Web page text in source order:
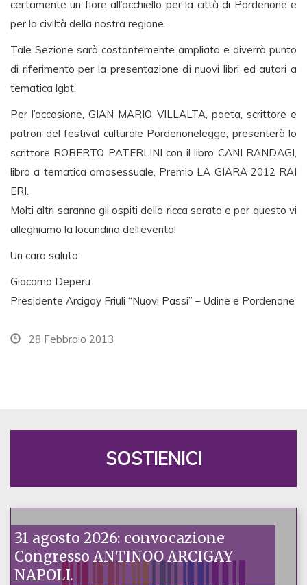
certamente un fiore all’occhiello per la città di Pordenone e
per la civiltà della nostra regione.
Tale Sezione sarà costantemente ampliata e diverrà punto
di riferimento per la presentazione di nuovi libri ed autori a
tematica lgbt.
Per l’occasione, GIAN MARIO VILLALTA, poeta, scrittore e
patron del festival culturale Pordenonelegge, presenterà lo
scrittore ROBERTO PATERLINI con il libro CANI RANDAGI,
libro a tematica omosessuale, Premio LA GIARA 2012 RAI
ERI.
Molti altri saranno gli ospiti della ricca serata e per questo vi
alleghiamo la locandina dell’evento!
Un caro saluto
Giacomo Deperu
Presidente Arcigay Friuli “Nuovi Passi” – Udine e Pordenone
28 Febbraio 2013
SOSTIENICI
31 agosto 2026: convocazione
Congresso ANTINOO ARCIGAY
NAPOLI.